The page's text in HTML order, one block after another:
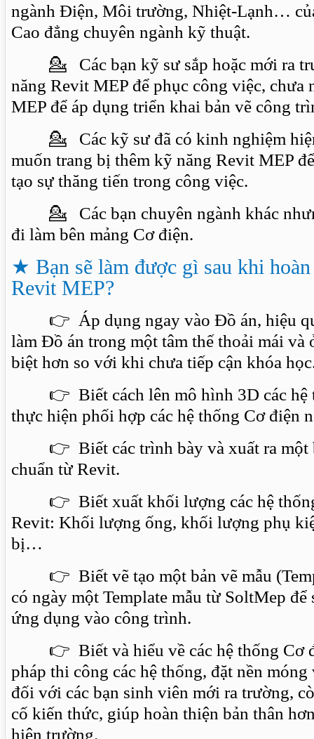
ngành Điện, Môi trường, Nhiệt-Lạnh…
Cao đẳng chuyên ngành kỹ thuật.
💁 Các bạn kỹ sư sắp hoặc mới ra
năng Revit MEP để phục công việc, chưa
MEP để áp dụng triển khai bản vẽ công
💁 Các kỹ sư đã có kinh nghiệm
muốn trang bị thêm kỹ năng Revit MEP
tạo sự thăng tiến trong công việc.
💁 Các bạn chuyên ngành khác
đi làm bên mảng Cơ điện.
★ Bạn sẽ làm được gì sau khi
Revit MEP?
👉 Áp dụng ngay vào Đồ án, hiệu
làm Đồ án trong một tâm thế thoải mái và
biệt hơn so với khi chưa tiếp cận khóa
👉 Biết cách lên mô hình 3D các hệ
thực hiện phối hợp các hệ thống Cơ điện
👉 Biết các trình bày và xuất ra một
chuẩn từ Revit.
👉 Biết xuất khối lượng các hệ thống
Revit: Khối lượng ống, khối lượng phụ
bị…
👉 Biết vẽ tạo một bản vẽ mẫu
có ngày một Template mẫu từ SoltMep để
ứng dụng vào công trình.
👉 Biết và hiểu về các hệ thống Cơ
pháp thi công các hệ thống, đặt nền
đối với các bạn sinh viên mới ra trường,
cố kiến thức, giúp hoàn thiện bản thân
hiện trường.